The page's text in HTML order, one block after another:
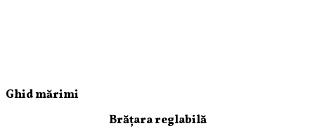
Ghid mărimi
Brățara reglabilă